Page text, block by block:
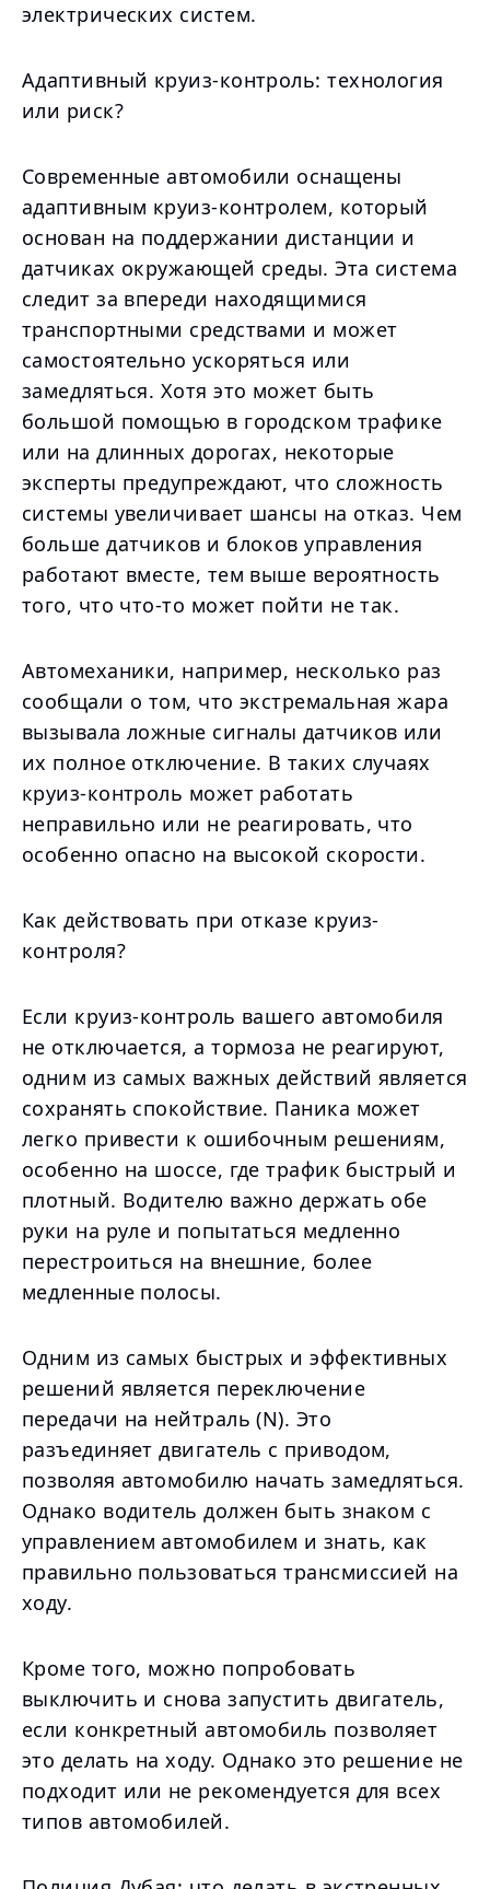
электрических систем.
Адаптивный круиз-контроль: технология
или риск?
Современные автомобили оснащены
адаптивным круиз-контролем, который
основан на поддержании дистанции и
датчиках окружающей среды. Эта система
следит за впереди находящимися
транспортными средствами и может
самостоятельно ускоряться или
замедляться. Хотя это может быть
большой помощью в городском трафике
или на длинных дорогах, некоторые
эксперты предупреждают, что сложность
системы увеличивает шансы на отказ. Чем
больше датчиков и блоков управления
работают вместе, тем выше вероятность
того, что что-то может пойти не так.
Автомеханики, например, несколько раз
сообщали о том, что экстремальная жара
вызывала ложные сигналы датчиков или
их полное отключение. В таких случаях
круиз-контроль может работать
неправильно или не реагировать, что
особенно опасно на высокой скорости.
Как действовать при отказе круиз-
контроля?
Если круиз-контроль вашего автомобиля
не отключается, а тормоза не реагируют,
одним из самых важных действий является
сохранять спокойствие. Паника может
легко привести к ошибочным решениям,
особенно на шоссе, где трафик быстрый и
плотный. Водителю важно держать обе
руки на руле и попытаться медленно
перестроиться на внешние, более
медленные полосы.
Одним из самых быстрых и эффективных
решений является переключение
передачи на нейтраль (N). Это
разъединяет двигатель с приводом,
позволяя автомобилю начать замедляться.
Однако водитель должен быть знаком с
управлением автомобилем и знать, как
правильно пользоваться трансмиссией на
ходу.
Кроме того, можно попробовать
выключить и снова запустить двигатель,
если конкретный автомобиль позволяет
это делать на ходу. Однако это решение не
подходит или не рекомендуется для всех
типов автомобилей.